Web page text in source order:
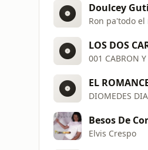
Doulcey
Ron pa'todo
LOS DOS
001 CABRON Y
EL
DIOMEDES
Besos De
Elvis Crespo